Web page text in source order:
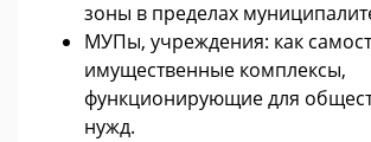
зоны в пределах
МУПы, учреждения: как
имущественные комплексы,
функционирующие для
нужд.